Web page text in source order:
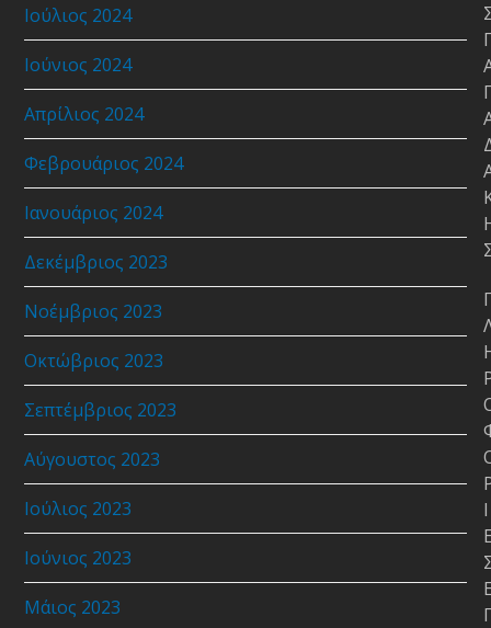
Ιούλιος 2024
Ιούνιος 2024
Απρίλιος 2024
Φεβρουάριος 2024
Ιανουάριος 2024
Δεκέμβριος 2023
Νοέμβριος 2023
Οκτώβριος 2023
Σεπτέμβριος 2023
Αύγουστος 2023
Ιούλιος 2023
Ιούνιος 2023
Μάιος 2023
Ι